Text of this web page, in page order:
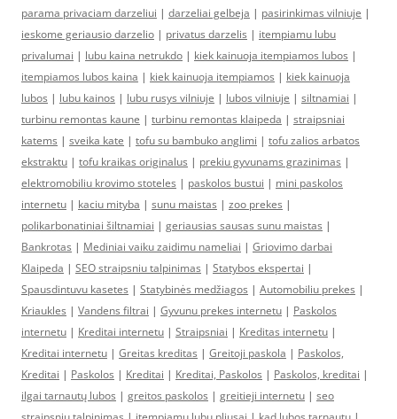
parama privaciam darzeliui | darzeliai gelbeja | pasirinkimas vilniuje |
ieskome geriausio darzelio | privatus darzelis | itempiamu lubu
privalumai | lubu kaina netrukdo | kiek kainuoja itempiamos lubos |
itempiamos lubos kaina | kiek kainuoja itempiamos | kiek kainuoja
lubos | lubu kainos | lubu rusys vilniuje | lubos vilniuje | siltnamiai |
turbinu remontas kaune | turbinu remontas klaipeda | straipsniai
katems | sveika kate | tofu su bambuko anglimi | tofu zalios arbatos
ekstraktu | tofu kraikas originalus | prekiu gyvunams grazinimas |
elektromobiliu krovimo stoteles | paskolos bustui | mini paskolos
internetu | kaciu mityba | sunu maistas | zoo prekes |
polikarbonatiniai šiltnamiai | geriausias sausas sunu maistas |
Bankrotas | Mediniai vaiku zaidimu nameliai | Griovimo darbai
Klaipeda | SEO straipsniu talpinimas | Statybos ekspertai |
Spausdintuvu kasetes | Statybinės medžiagos | Automobiliu prekes |
Kriaukles | Vandens filtrai | Gyvunu prekes internetu | Paskolos
internetu | Kreditai internetu | Straipsniai | Kreditas internetu |
Kreditai internetu | Greitas kreditas | Greitoji paskola | Paskolos,
Kreditai | Paskolos | Kreditai | Kreditai, Paskolos | Paskolos, kreditai |
ilgai tarnautų lubos | greitos paskolos | greitieji internetu | seo